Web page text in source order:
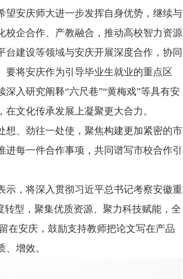
望安庆师大进一步发挥自身优势，继续与
校企合作、产教融合，推动高校智力资源
建设等领域与安庆开展深度合作，协同
要将安庆作为引导毕业生就业的重点区
入研究阐释“六尺巷”“黄梅戏”等具有安
文化传承发展上凝聚更大合力。
、劲往一处使，聚焦构建更加紧密的市
每一件合作事项，共同谱写市校合作引
，将深入贯彻习近平总书记考察安徽重
型，聚集优质资源、聚力科技赋能，全
在安庆，鼓励支持教师把论文写在产品
增效。